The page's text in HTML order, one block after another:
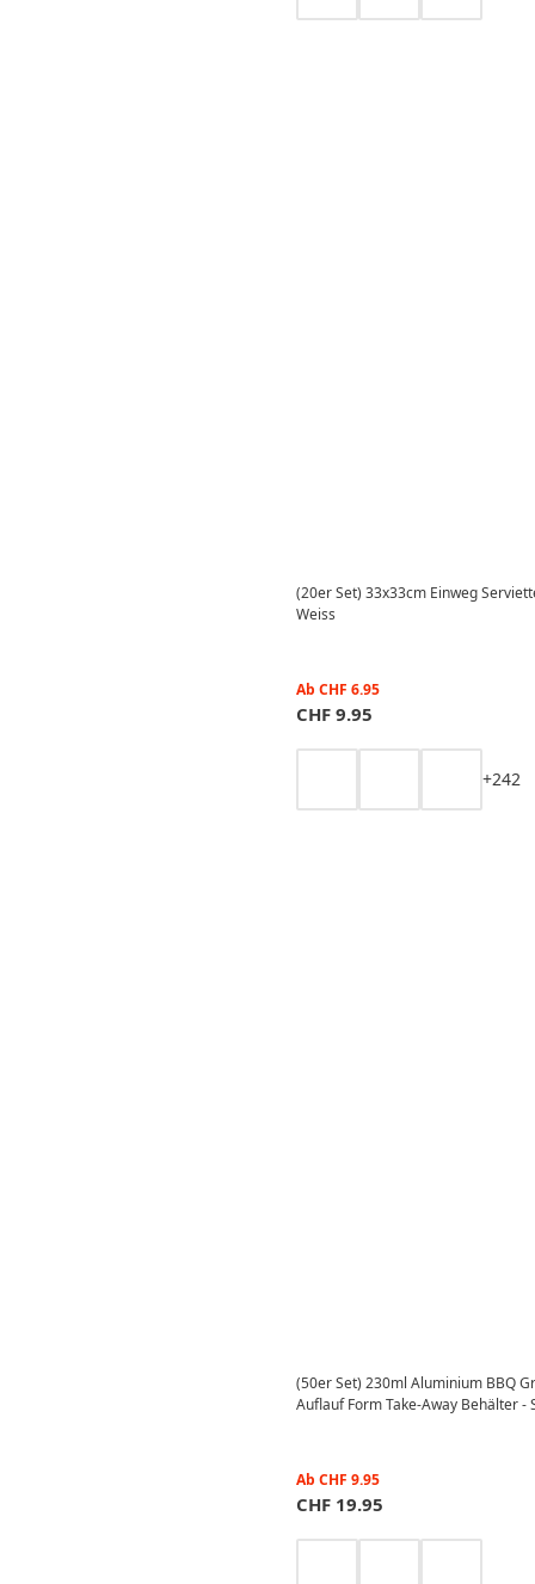
(20er Set) 33x33cm Einweg
Weiss
Ab CHF 6.95
CHF 9.95
+242
(50er Set) 230ml Aluminium BBQ
Auflauf Form Take-Away Behälter -
Ab CHF 9.95
CHF 19.95